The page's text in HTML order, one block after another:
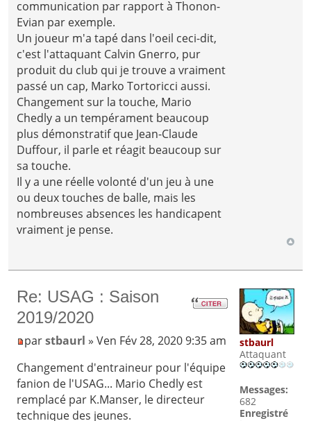
communication par rapport à Thonon-
Evian par exemple.
Un joueur m'a tapé dans l'oeil ceci-dit,
c'est l'attaquant Calvin Gnerro, pur
produit du club qui je trouve a vraiment
passé un cap, Marko Tortoricci aussi.
Changement sur la touche, Mario
Chedly a un tempérament beaucoup
plus démonstratif que Jean-Claude
Duffour, il parle et réagit beaucoup sur
sa touche.
Il y a une réelle volonté d'un jeu à une
ou deux touches de balle, mais les
nombreuses absences les handicapent
vraiment je pense.
Re: USAG : Saison
2019/2020
parstbaurl » Ven Fév 28, 2020 9:35 am
Changement d'entraineur pour l'équipe
fanion de l'USAG... Mario Chedly est
remplacé par K.Manser, le directeur
technique des jeunes.
stbaurl
Attaquant
Messages:
682
Enregistré